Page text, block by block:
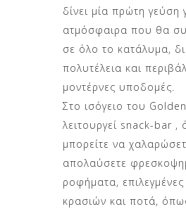
δίνει μία πρώτη γεύση
ατμόσφαιρα που θα
σε όλο το κατάλυμα,
πολυτέλεια και
μοντέρνες υποδομές.
Στο ισόγειο του
λειτουργεί snack-bar ,
μπορείτε να
απολαύσετε
ροφήματα, επιλεγμένες
κρασιών και ποτά,